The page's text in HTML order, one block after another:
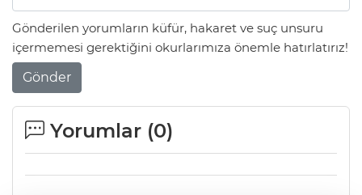
Gönderilen yorumların küfür, hakaret ve suç unsuru
içermemesi gerektiğini okurlarımıza önemle hatırlatırız!
Gönder
Yorumlar (0)